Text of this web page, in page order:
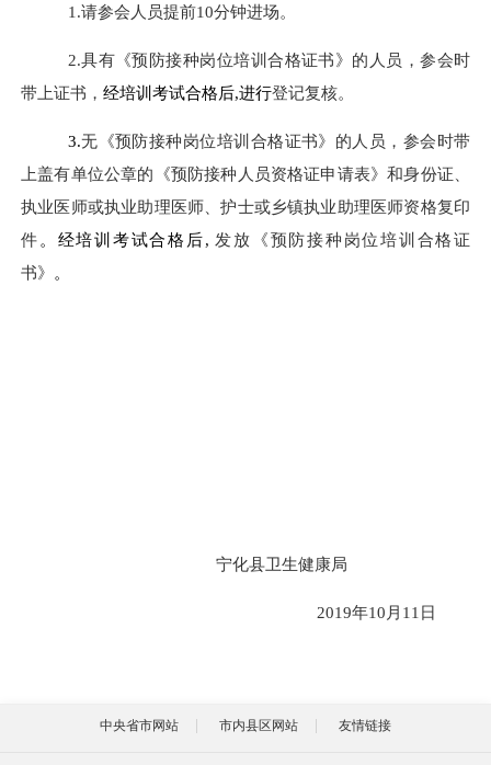
1.请参会人员提前10分钟进场。
2.具有《预防接种岗位培训合格证书》的人员，参会时
带上证书， 经培训考试合格后,进行登记复核。
3.无《预防接种岗位培训合格证书》的人员， 参会时带
上盖有单位公章的 《预防接种人员资格证申请表》和身份证、
执业医师或执业助理医师、护士或乡镇执业助理医师资格复印
件 。经培训考试合格后, 发放《预防接种岗位培训合格证
书》 。
宁化县卫生健康局
2019年10 月 11 日
中央省市网站 市内县区网站 友情链接